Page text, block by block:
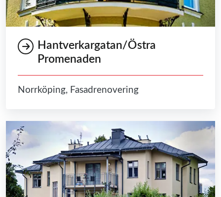
Hantverkargatan/Östra
Promenaden
Norrköping, Fasadrenovering